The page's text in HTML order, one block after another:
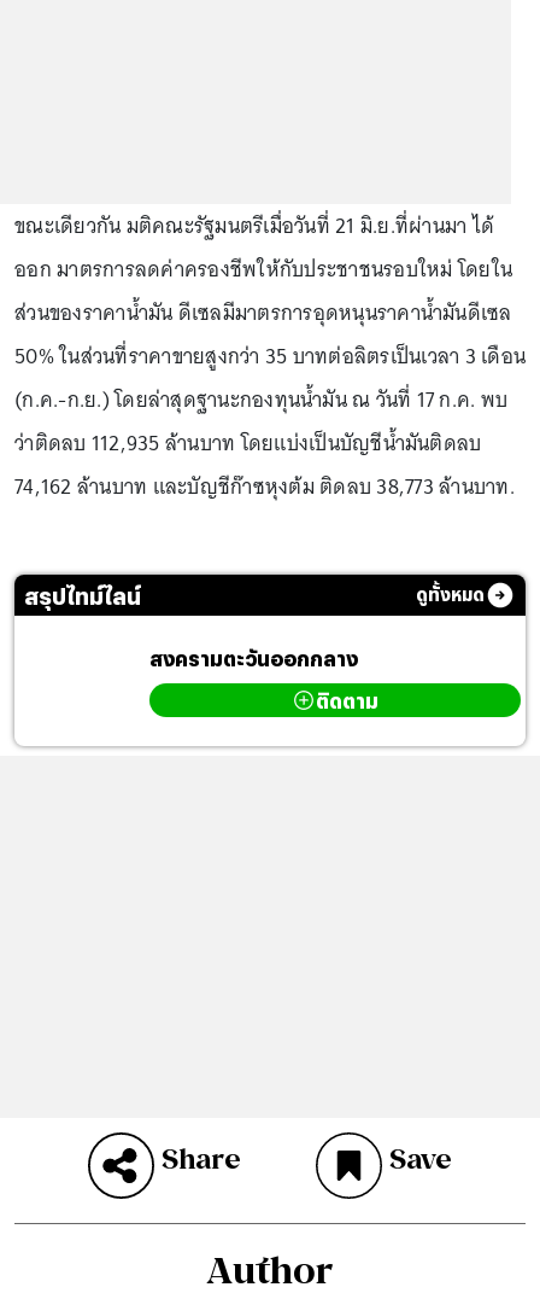
ขณะเดียวกัน มติคณะรัฐมนตรีเมื่อวันที่ 21 มิ.ย.ที่ผ่านมา ได้
ออก มาตรการลดค่าครองชีพให้กับประชาชนรอบใหม่ โดยใน
ส่วนของราคาน้ำมัน ดีเซลมีมาตรการอุดหนุนราคาน้ำมันดีเซล
50% ในส่วนที่ราคาขายสูงกว่า 35 บาทต่อลิตรเป็นเวลา 3 เดือน
(ก.ค.-ก.ย.) โดยล่าสุดฐานะกองทุนน้ำมัน ณ วันที่ 17 ก.ค. พบ
ว่าติดลบ 112,935 ล้านบาท โดยแบ่งเป็นบัญชีน้ำมันติดลบ
74,162 ล้านบาท และบัญชีก๊าซหุงต้ม ติดลบ 38,773 ล้านบาท.
สรุปไทม์ไลน์ ดูทั้งหมด
สงครามตะวันออกกลาง
ติดตาม
Share Save
Author